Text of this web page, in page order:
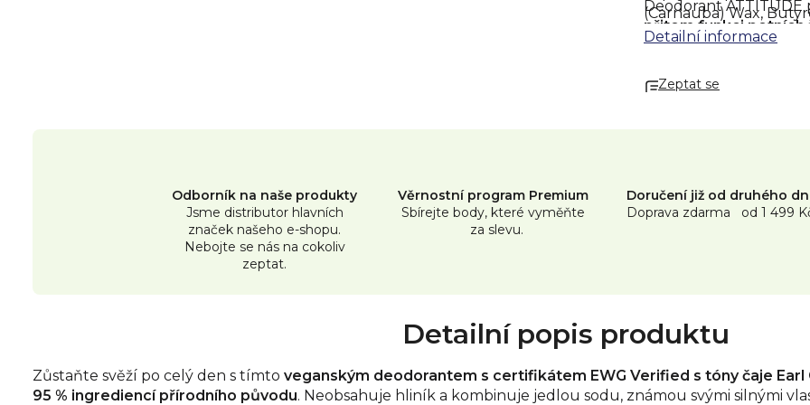
Deodorant
přitom funkci potních
jeho krémové složení
Balení 75 g = velké
(Carnauba) Wax,
Bicarbonate, Oryza
Officinale
značce ATTITUDE,
Detailní informace
Zeptat se
Odborník na naše produkty
Jsme distributor hlavních
značek našeho e-shopu.
Nebojte se nás na cokoliv
zeptat.
Věrnostní program Premium
Sbírejte body, které vyměňte
za slevu.
Doručení již od druhého
Doprava zdarma od 1 499
Detailní popis produktu
Zůstaňte svěží po celý den s tímto veganským deodorantem s certifikátem EWG Verified s tóny čaje
95 % ingrediencí přírodního původu. Neobsahuje hliník a kombinuje jedlou sodu, známou svými silnými